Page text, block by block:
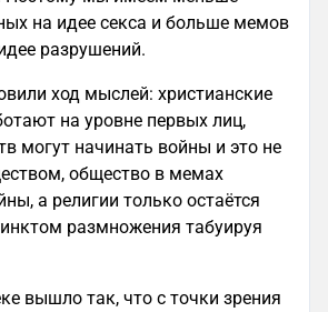
на идее секса и больше мемов
разрушений.
ход мыслей: христианские
на уровне первых лиц,
могут начинать войны и это не
общество в мемах
а религии только остаётся
размножения табуируя
вышло так, что с точки зрения